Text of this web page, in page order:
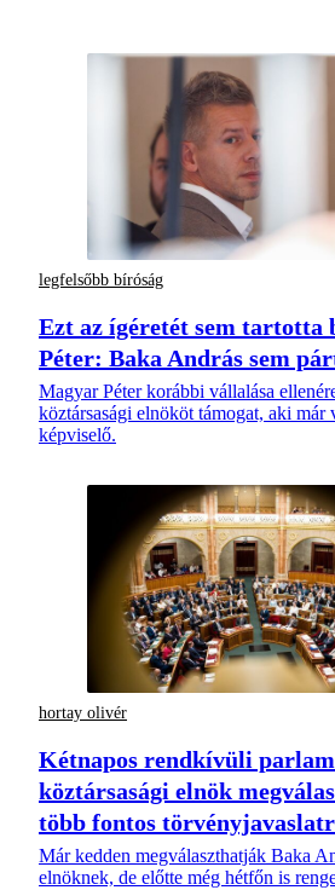
legfelsőbb bíróság
Ezt az ígéretét sem tartotta
Péter: Baka András sem
Magyar Péter korábbi vállalása
köztársasági elnököt támogat, aki már
képviselő.
hortay olivér
Kétnapos rendkívüli
köztársasági elnök
több fontos
Már kedden megválaszthatják Baka
elnöknek, de előtte még hétfőn is